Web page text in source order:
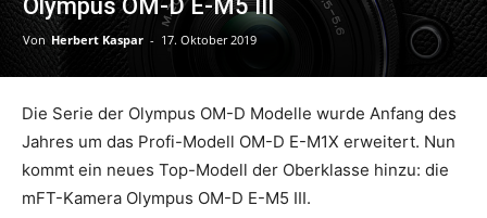
Olympus OM-D E-M5 III
Von Herbert Kaspar - 17. Oktober 2019
Die Serie der Olympus OM-D Modelle wurde Anfang des
Jahres um das Profi-Modell OM-D E-M1X erweitert. Nun
kommt ein neues Top-Modell der Oberklasse hinzu: die
mFT-Kamera Olympus OM-D E-M5 III.